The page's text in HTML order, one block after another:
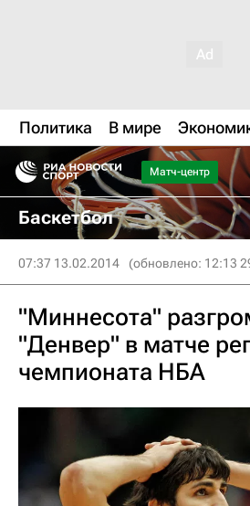
Политика В мире
Матч-центр
Баскетбол
07:37 13.02.2014 (обновлено: 12:13
"Миннесота"
"Денвер" в матче
чемпионата НБА